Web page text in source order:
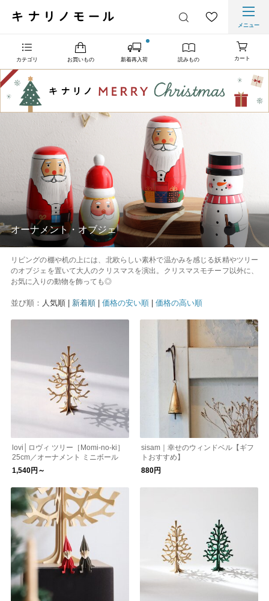
メニュー
カテゴリ お買いもの 新着再入荷 読みもの カート
オーナメント・オブジェ
リビングの棚や机の上には、北欧らしい素朴で温かみを感じる妖精やツリー
のオブジェを置いて大人のクリスマスを演出。クリスマスモチーフ以外に、
お気に入りの動物を飾っても◎
並び順： 人気順 | 新着順| 価格の安い順| 価格の高い順
lovi│ロヴィ ツリー［Momi-no-ki］
25cm／オーナメント ミニボール
1,540円～
sisam｜幸せのウィンドベル【ギフ
トおすすめ】
880円